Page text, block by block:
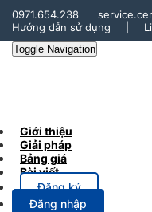
0971.654.238
Hướng dẫn sử dụng
Toggle Navigation
Giới thiệu
Giải pháp
Bảng giá
Bài viết
Đăng ký
Đăng nhập